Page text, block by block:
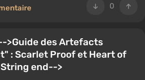
0
des Artefacts
: Scarlet Proof et Heart of
end-->